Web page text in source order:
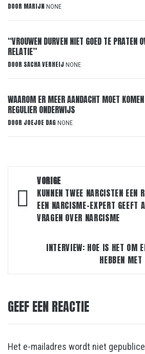
DOOR MARIJN NONE
“VROUWEN DURVEN NIET GOED TE PRATEN
RELATIE”
DOOR SACHA VERHEIJ NONE
WAAROM ER MEER AANDACHT MOET
REGULIER ONDERWIJS
DOOR JOEJOE DAG NONE
Bericht
navigatie
VORIGE
KUNNEN TWEE NARCISTEN EEN
EEN NARCISME-EXPERT GEEFT
VRAGEN OVER NARCISME
INTERVIEW: HOE IS HET OM
HEBBEN MET
GEEF EEN REACTIE
Het e-mailadres wordt niet